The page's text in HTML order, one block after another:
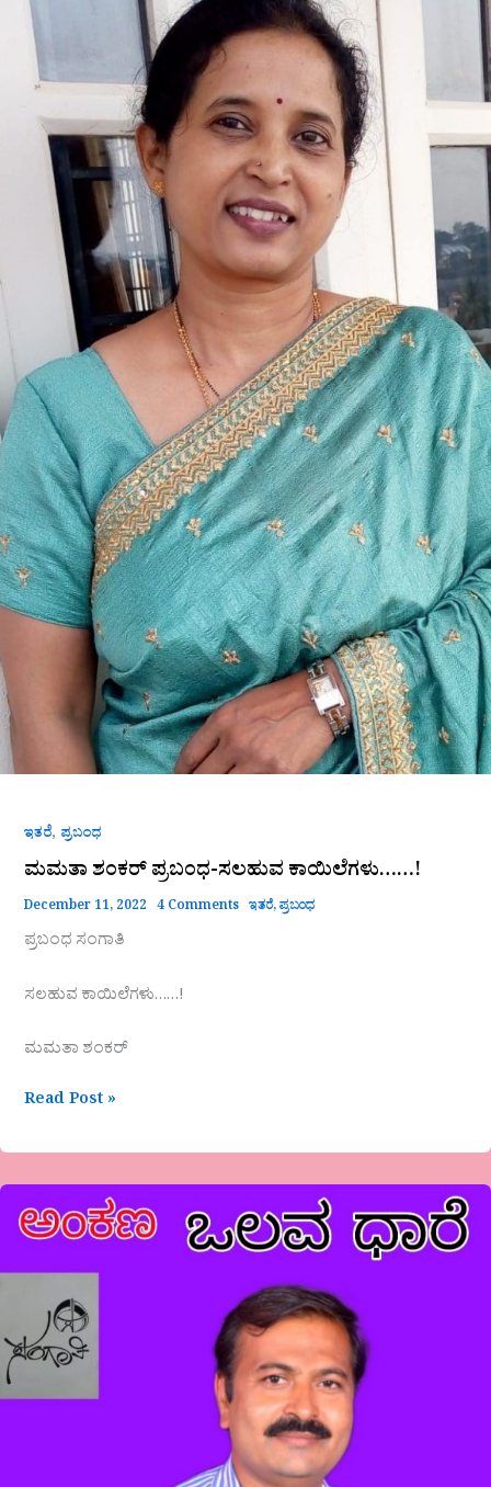
ಇತರೆ, ಪ್ರಬಂಧ
ಮಮತಾ ಶಂಕರ್ ಪ್ರಬಂಧ-ಸಲಹುವ ಕಾಯಿಲೆಗಳು……!
December 11, 2022 4 Comments ಇತರೆ,ಪ್ರಬಂಧ
ಪ್ರಬಂಧ ಸಂಗಾತಿ
ಸಲಹುವ ಕಾಯಿಲೆಗಳು……!
ಮಮತಾ ಶಂಕರ್
ಕಾಯಿಲೆಗಳು……!
Read Post »